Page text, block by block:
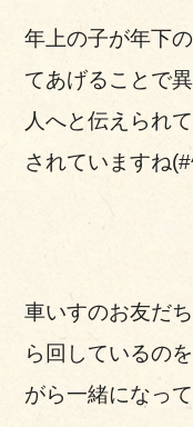
年上の子が年下
てあげることで
人へと伝えられ
されていますね
車いすのお友だ
ら回しているの
がら一緒になっ